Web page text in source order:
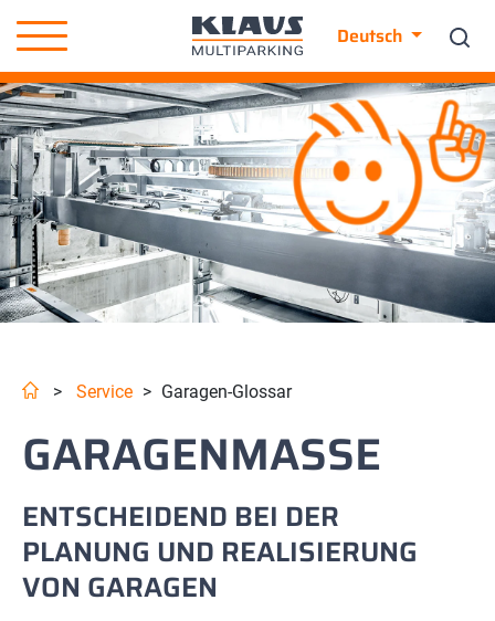
Deutsch
> Service > Garagen-Glossar
GARAGENMASSE
ENTSCHEIDEND BEI DER
PLANUNG UND REALISIERUNG
VON GARAGEN